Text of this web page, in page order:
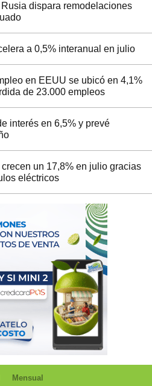
dispara remodelaciones
a 0,5% interanual en julio
en EEUU se ubicó en 4,1%
de 23.000 empleos
interés en 6,5% y prevé
un 17,8% en julio gracias
eléctricos
Mensual